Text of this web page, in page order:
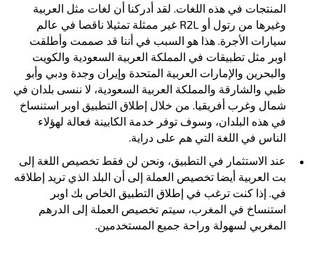
المنتجات في هذه اللغات. لقد أدركنا أن لغات مثل العربية
وغيرها من رتول أو R2L غير ممثلة تمثيلا ناقصا في عالم
سيارات الأجرة. هذا هو السبب في أننا قد صممت وأطلقت
اوبر مثل تطبيقات في المملكة العربية السعودية والكويت
والبحرين والإمارات العربية المتحدة وإيران وجدة ودبي وأبو
ظبي والشارقة والمملكة العربية السعودية، لا ننسى بلدان في
شمال وغرب أفريقيا. من خلال إطلاق التطبيق اوبر استنساخ
في هذه البلدان، وسوف توفر خدمة الكابينة فعالة لهؤلاء
الناس في اللغة التي هم على دراية.
عند الاستثمار في التطبيق، ونحن لن فقط تخصيص اللغة إلى
بت العربية أيضا تخصيص العملة إلى أن البلد الذي تريد إطلاقه
في. إذا كنت ترغب في إطلاق التطبيق الخاص بك اوبر
استنساخ في المغرب، سيتم تخصيص العملة إلى الدرهم
المغربي لسهولة وراحة جميع المستخدمين.